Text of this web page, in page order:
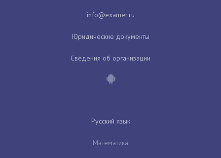
Юридические документы
Сведения об организации
Русский язык
Математика